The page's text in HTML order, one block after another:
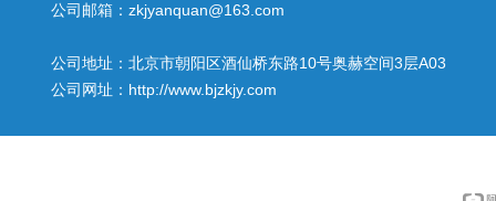
公司邮箱：zkjyanquan@163.com
公司地址：北京市朝阳区酒仙桥东路10号奥赫空间3层A03
公司网址：http://www.bjzkjy.com